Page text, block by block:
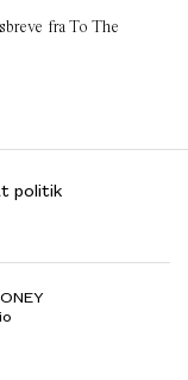
fra To The
politik